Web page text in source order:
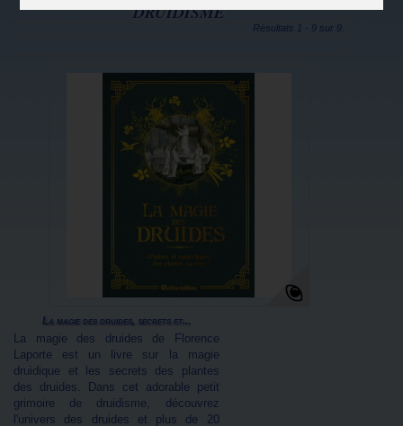
DRUIDISME
Résultats 1 - 9 sur 9.
La magie des druides, secrets et...
La magie des druides de Florence
Laporte est un livre sur la magie
druidique et les secrets des plantes
des druides. Dans cet adorable petit
grimoire de druidisme, découvrez
l'univers des druides et plus de 20